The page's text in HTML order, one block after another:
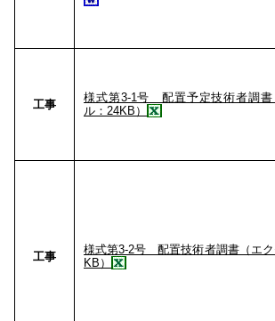
工事
様式第3-1号 配置予定技術者調書
ル：24KB）
工事
様式第3-2号 配置技術者調書（エ
KB）